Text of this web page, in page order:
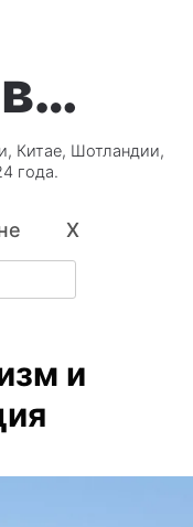
Китае, Шотландии,
года.
X
и